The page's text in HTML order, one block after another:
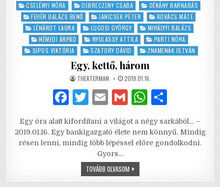
in
CSELÉNYI NÓRA
DEBRECZENY CSABA
DÉKÁNY BARNABÁS
FEHÉR BALÁZS BENŐ
JANICSEK PÉTER
KOVÁCS MÁTÉ
LÉNÁRDT LAURA
LUGOSI GYÖRGY
MIHÁLYFI BALÁZS
NÉMEDI ÁRPÁD
NYULASSY ATTILA
PARTI NÓRA
SIPOS VIKTÓRIA
SZATORY DÁVID ZNAMENÁK ISTVÁN
Egy, kettő, három
AUTHOR:
THEATERMAN PUBLISHED
DATE:
2019.01.16.
F
c
e
b
T
it
te
r
E
ai
l
G
ai
l
W
at
s
ar
e
Egy óra alatt kifordítani a világot a négy sarkából… –
2019.01.16. Egy bankigazgató élete nem könnyű. Mindig
résen lenni, mindig több lépéssel előre gondolkodni.
Gyors…
TOVÁBB OLVASOMEGY,
KETTŐ,
HÁROM